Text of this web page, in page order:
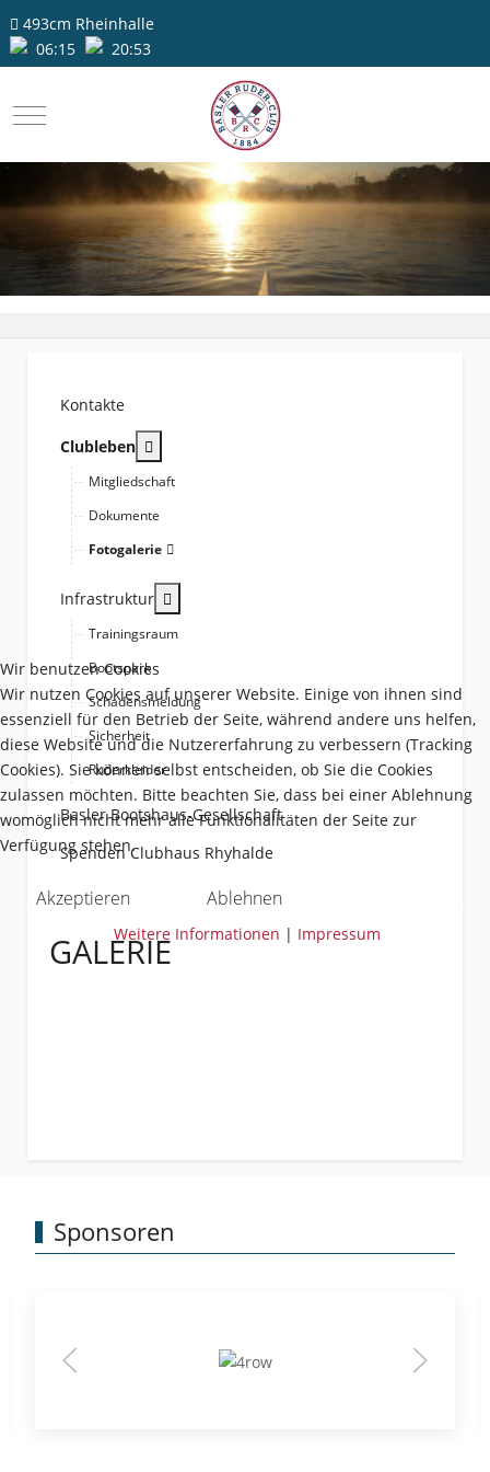
493cm Rheinhalle
06:15
20:53
Mobile Menu Toggle
Kontakte
Clubleben
Mitgliedschaft
Dokumente
Fotogalerie
Infrastruktur
Trainingsraum
Bootspark
Schadensmeldung
Sicherheit
Ruderkleider
Basler Bootshaus-Gesellschaft
Spenden Clubhaus Rhyhalde
GALERIE
Sponsoren
Wir benutzen Cookies
Wir nutzen Cookies auf unserer Website. Einige von ihnen sind
essenziell für den Betrieb der Seite, während andere uns helfen,
diese Website und die Nutzererfahrung zu verbessern (Tracking
Cookies). Sie können selbst entscheiden, ob Sie die Cookies
zulassen möchten. Bitte beachten Sie, dass bei einer Ablehnung
womöglich nicht mehr alle Funktionalitäten der Seite zur
Verfügung stehen.
Akzeptieren Ablehnen
Weitere Informationen | Impressum